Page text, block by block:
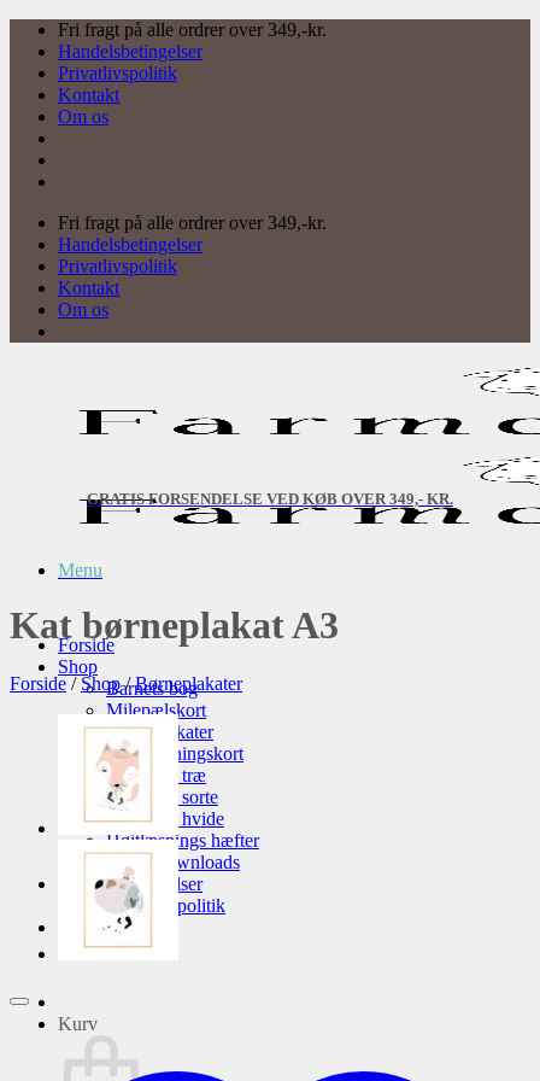
Fortsæt
indhold
Fri fragt på alle ordrer over 349,-kr.
Handelsbetingelser
Privatlivspolitik
Kontakt
Om os
Fri fragt på alle ordrer over 349,-kr.
Handelsbetingelser
Privatlivspolitik
Kontakt
Om os
Menu
Forside
Shop
Barnets bog
Milepælskort
Børneplakater
Lykønskningskort
Knager – træ
Knager – sorte
Knager – hvide
Højtlæsnings hæfter
Gratis downloads
Handelsbetingelser
Privatlivspolitik
Kurv
GRATIS FORSENDELSE VED KØB OVER 349,- KR.
Kat børneplakat A3
Forside / Shop / Børneplakater